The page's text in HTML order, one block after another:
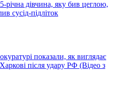
річна дівчина, яку бив цеглою,
сусід-підліток
показали, як виглядає
після удару РФ (Відео з